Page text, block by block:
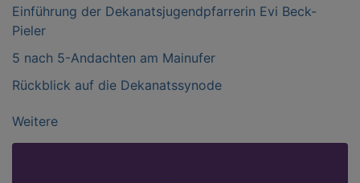
Einführung der Dekanatsjugendpfarrerin Evi Beck-
Pieler
5 nach 5-Andachten am Mainufer
Rückblick auf die Dekanatssynode
Weitere